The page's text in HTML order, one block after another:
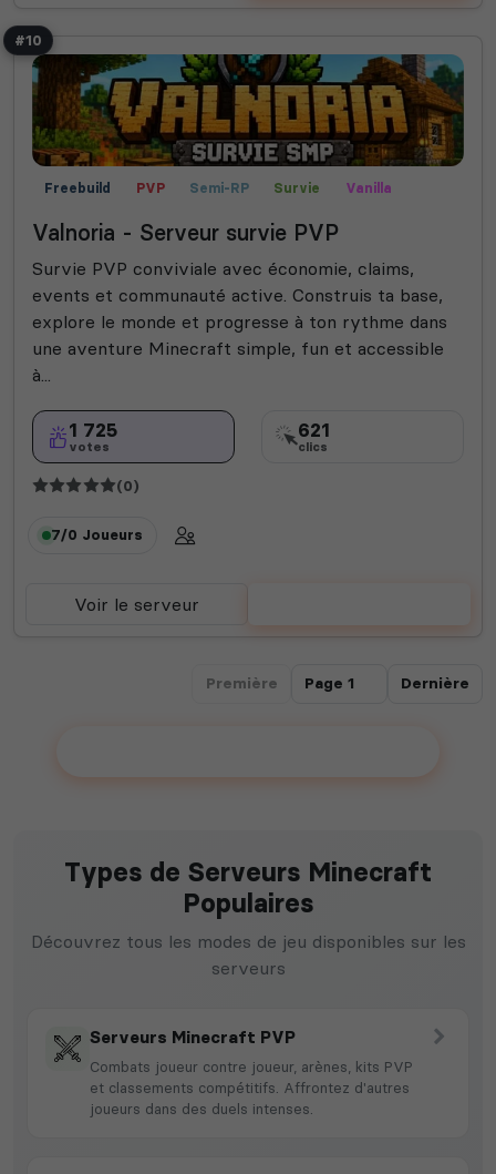
#10
Freebuild PVP Semi-RP Survie Vanilla
Valnoria - Serveur survie PVP
Survie PVP conviviale avec économie, claims,
events et communauté active. Construis ta base,
explore le monde et progresse à ton rythme dans
une aventure Minecraft simple, fun et accessible
à...
1 725
votes
621
clics
(0)
7/0 Joueurs
Voir le serveur
Première Dernière
Types de Serveurs Minecraft
Populaires
Découvrez tous les modes de jeu disponibles sur les
serveurs
Serveurs Minecraft PVP
Combats joueur contre joueur, arènes, kits PVP
et classements compétitifs. Affrontez d'autres
joueurs dans des duels intenses.